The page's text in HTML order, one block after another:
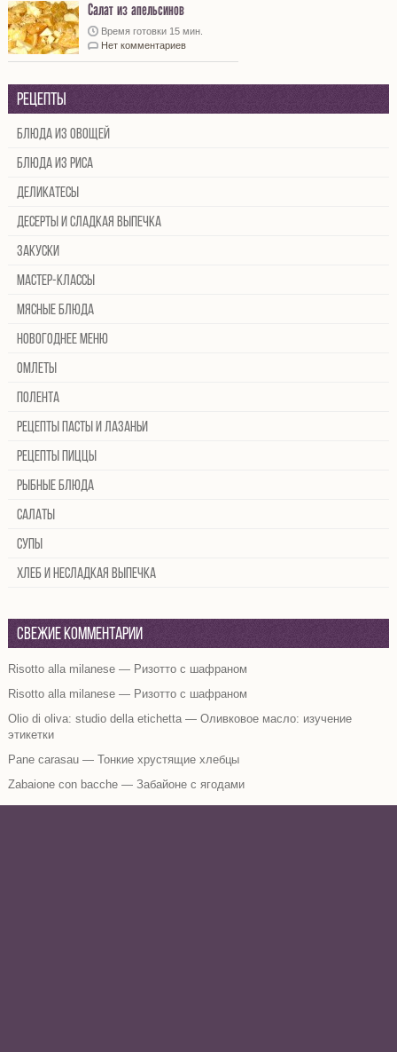
Салат из апельсинов
Время готовки 15 мин.
Нет комментариев
Рецепты
Блюда из овощей
Блюда из риса
Деликатесы
Десерты и сладкая выпечка
Закуски
Мастер-классы
Мясные блюда
Новогоднее меню
Омлеты
Полента
Рецепты пасты и лазаньи
Рецепты пиццы
Рыбные блюда
Салаты
Супы
Хлеб и несладкая выпечка
Свежие комментарии
Risotto alla milanese — Ризотто с шафраном
Risotto alla milanese — Ризотто с шафраном
Olio di oliva: studio della etichetta — Оливковое масло: изучение
этикетки
Pane carasau — Тонкие хрустящие хлебцы
Zabaione con bacche — Забайоне с ягодами